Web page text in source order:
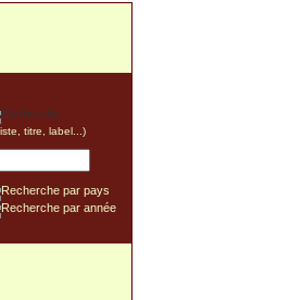
titre, label...)